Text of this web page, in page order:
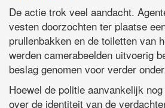
De actie trok veel aandacht.
vesten doorzochten ter plaatse
prullenbakken en de toiletten van
werden camerabeelden uitvoerig
beslag genomen voor verder
Hoewel de politie aanvankelijk
over de identiteit van de